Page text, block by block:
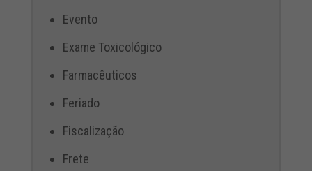
Evento
Exame Toxicológico
Farmacêuticos
Feriado
Fiscalização
Frete